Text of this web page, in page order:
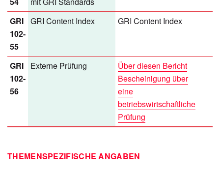
GRI
102-
55
GRI Content Index GRI Content Index
GRI
102-
56
Externe Prüfung
Über diesen Bericht
Bescheinigung über
eine
betriebswirtschaftliche
Prüfung
THEMENSPEZIFISCHE ANGABEN